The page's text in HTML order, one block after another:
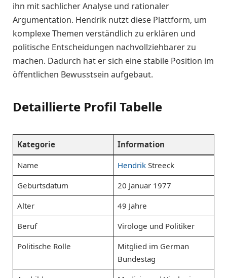
ihn mit sachlicher Analyse und rationaler
Argumentation. Hendrik nutzt diese Plattform, um
komplexe Themen verständlich zu erklären und
politische Entscheidungen nachvollziehbarer zu
machen. Dadurch hat er sich eine stabile Position im
öffentlichen Bewusstsein aufgebaut.
Detaillierte Profil Tabelle
Kategorie Information
Name HendrikStreeck
Geburtsdatum
20 Januar 1977
Alter
49 Jahre
Beruf
Virologe und Politiker
Politische Rolle
Mitglied im German
Bundestag